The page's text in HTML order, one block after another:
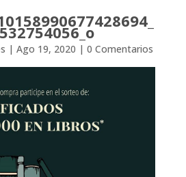
| Ago 19, 2020 | 0 Comentarios